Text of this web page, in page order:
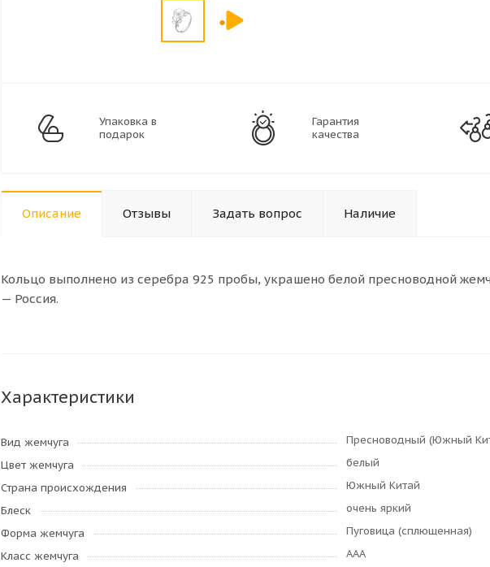
Упаковка в
подарок
Гарантия
качества
Описание Отзывы Задать вопрос Наличие
Кольцо выполнено из серебра 925 пробы, украшено белой пресноводной
— Россия.
Характеристики
Вид жемчуга
Пресноводный (Южный
Цвет жемчуга
белый
Страна происхождения
Южный Китай
Блеск
очень яркий
Форма жемчуга
Пуговица (сплющенная)
Класс жемчуга
AAA